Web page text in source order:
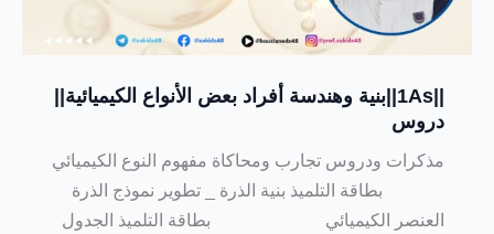
||1As||بنية وهندسة أفراد بعض الأنواع الكيميائية||
دروس
مذكرات ودروس تجارب ومحاكاة مفهوم النوع الكيميائي
بطاقة التلميذ بنية الذرة _ تطوير نموذج الذرة
العنصر الكيميائي بطاقة التلميذ الجدول